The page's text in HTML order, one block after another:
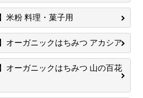
米粉 料理・菓子用
オーガニックはちみつ アカシア
オーガニックはちみつ 山の百花